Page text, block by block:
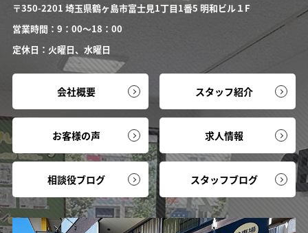
〒350-2201 埼玉県鶴ヶ島市富士見1丁目1番5 明和ビル１F
営業時間：9：00～18：00
定休日：火曜日、水曜日
会社概要 スタッフ紹介
お客様の声 求人情報
相談役ブログ スタッフブログ